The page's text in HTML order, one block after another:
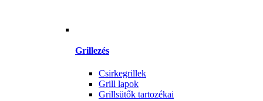
Grillezés
Csirkegrillek
Grill lapok
Grillsütők tartozékai